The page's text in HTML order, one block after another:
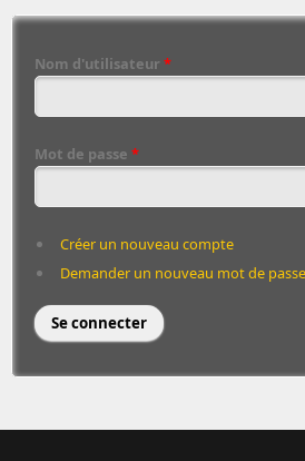
Nom d'utilisateur *
Mot de passe *
Créer un nouveau compte
Demander un nouveau mot de passe